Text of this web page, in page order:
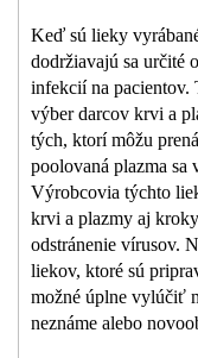
Keď sú lieky
dodržiavajú sa určité
infekcií na pacientov.
výber darcov krvi a
tých, ktorí môžu
poolovaná plazma
Výrobcovia týchto
krvi a plazmy aj
odstránenie vírusov.
liekov, ktoré sú
možné úplne vylúčiť
neznáme alebo